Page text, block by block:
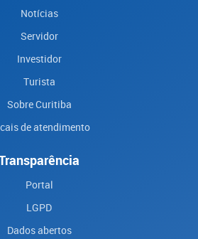
Notícias
Servidor
Investidor
Turista
Sobre Curitiba
de atendimento
Portal
LGPD
Dados abertos